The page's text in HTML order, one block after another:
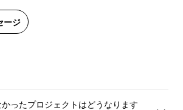
ージ
ったプロジェクトはどうなります